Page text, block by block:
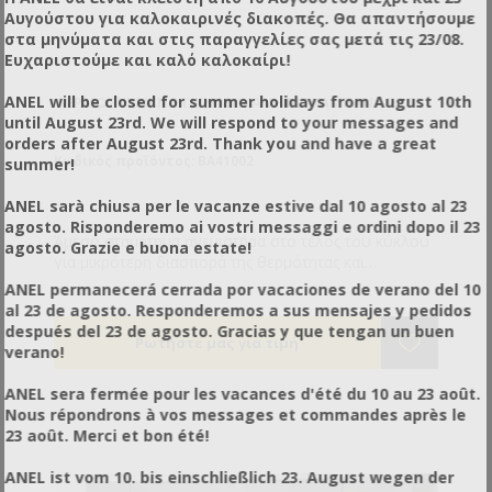
ΘΕΡΜΟΣΥΡΡΙΚΝΩΤΙΚΉ ΜΗΧΑΝΉ ΜΕ ΚΑΜΠΆΝΑ RP 55
Κωδικός προϊόντος: BA41002
Άμεσο σταμάτημα ανεμιστήρα στο τέλος του κύκλου
μεγαλύτερη εξοικονόμηση ενέργειας. Νέος πίνακας
με πλήκτρα μεμβράνης με αντοχή σε υγρά,
ανεξάρτητος από την ηλεκτρονική κάρτα και εύκολος
στη χρήση. Ηλεκτρονική κάρτα 10 προγραμμάτων.
Τεχνικά χαρακτηριστικά: Παροχή ισχύος [V] :
120/200/230 Μεγ. Παραγωγικότητα * [p/h] : 0-300
Διαστάσεις Μπαρών Συγκόλλησης [mm]: 540x390
ξακρίσματος: ΠΡΟΑΙΡΕΤΙΚΑ Μεγ. Διαστάσεις ρολού
Αυγούστου για καλοκαιρινές διακοπές. Θα απαντήσουμε
στα μηνύματα και στις παραγγελίες σας μετά τις 23/08.
Ευχαριστούμε και καλό καλοκαίρι!
ANEL will be closed for summer holidays from August 10th
until August 23rd. We will respond to your messages and
orders after August 23rd. Thank you and have a great
summer!
ANEL sarà chiusa per le vacanze estive dal 10 agosto al 23
agosto. Risponderemo ai vostri messaggi e ordini dopo il 23
agosto. Grazie e buona estate!
ANEL permanecerá cerrada por vacaciones de verano del 10
al 23 de agosto. Responderemos a sus mensajes y pedidos
después del 23 de agosto. Gracias y que tengan un buen
verano!
ANEL sera fermée pour les vacances d'été du 10 au 23 août.
Nous répondrons à vos messages et commandes après le
23 août. Merci et bon été!
ANEL ist vom 10. bis einschließlich 23. August wegen der